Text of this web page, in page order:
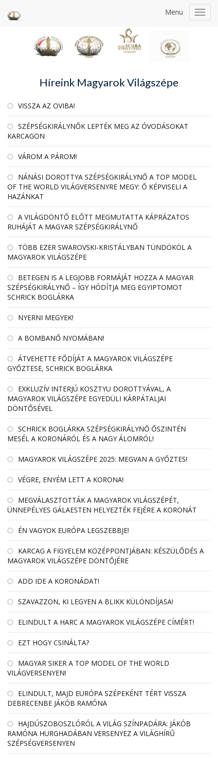
Menu
Híreink Magyarok Világszépe
VISSZA AZ OVIBA!
SZÉPSÉGKIRÁLYNŐK LEPTÉK MEG AZ ÓVODÁSOKAT
KARCAGON
VÁROM A PÁROM!
NÁNÁSI DOROTTYA SZÉPSÉGKIRÁLYNŐ A TOP MODEL
OF THE WORLD VILÁGVERSENYRE MEGY: Ő KÉPVISELI A
HAZÁNKAT
A VILÁGDÖNTŐ ELŐTT MEGMUTATTA KÁPRÁZATOS
RUHÁJÁT A MAGYAR SZÉPSÉGKIRÁLYNŐ
TÖBB EZER SWAROVSKI-KRISTÁLYBAN TÜNDÖKÖL A
MAGYAROK VILÁGSZÉPE
BETEGEN IS A LEGJOBB FORMÁJÁT HOZZA A MAGYAR
SZÉPSÉGKIRÁLYNŐ – ÍGY HÓDÍTJA MEG EGYIPTOMOT
SCHRICK BOGLÁRKA
NYERNI MEGYEK!
A BOMBANŐ NYOMÁBAN!
ÁTVEHETTE FŐDÍJÁT A MAGYAROK VILÁGSZÉPE
GYŐZTESE, SCHRICK BOGLÁRKA
EXKLUZÍV INTERJÚ KOSZTYU DOROTTYÁVAL, A
MAGYAROK VILÁGSZÉPE EGYEDÜLI KÁRPÁTALJAI
DÖNTŐSÉVEL
SCHRICK BOGLÁRKA SZÉPSÉGKIRÁLYNŐ ŐSZINTÉN
MESÉL A KORONÁRÓL ÉS A NAGY ÁLOMRÓL!
MAGYAROK VILÁGSZÉPE 2025: MEGVAN A GYŐZTES!
VÉGRE, ENYÉM LETT A KORONA!
MEGVÁLASZTOTTÁK A MAGYAROK VILÁGSZÉPÉT,
ÜNNEPÉLYES GÁLAESTEN HELYEZTÉK FEJÉRE A KORONÁT
ÉN VAGYOK EURÓPA LEGSZEBBJE!
KARCAG A FIGYELEM KÖZÉPPONTJÁBAN: KÉSZÜLŐDÉS A
MAGYAROK VILÁGSZÉPE DÖNTŐJÉRE
ADD IDE A KORONÁDAT!
SZAVAZZON, KI LEGYEN A BLIKK KÜLÖNDÍJASA!
ELINDULT A HARC A MAGYAROK VILÁGSZÉPE CÍMÉRT!
EZT HOGY CSINÁLTA?
MAGYAR SIKER A TOP MODEL OF THE WORLD
VILÁGVERSENYEN!
ELINDULT, MAJD EURÓPA SZÉPEKÉNT TÉRT VISSZA
DEBRECENBE JÁKÓB RAMÓNA
HAJDÚSZOBOSZLÓRÓL A VILÁG SZÍNPADÁRA: JÁKÓB
RAMÓNA HURGHADÁBAN VERSENYEZ A VILÁGHÍRŰ
SZÉPSÉGVERSENYEN